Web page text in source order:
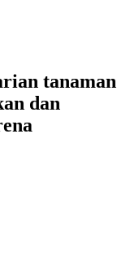
tanaman
dan